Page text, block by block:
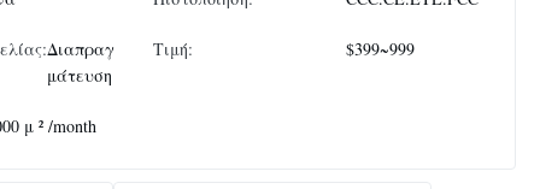
Διαπραγ
μάτευση
Τιμή: $399~999
μ ² /month